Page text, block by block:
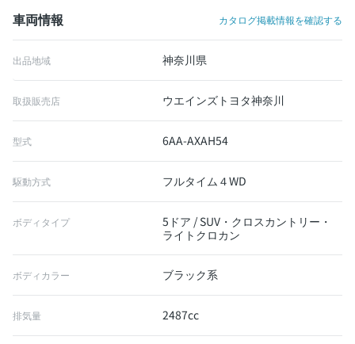
車両情報 カタログ掲載情報を確認する
出品地域 神奈川県
取扱販売店 ウエインズトヨタ神奈川
型式 6AA-AXAH54
駆動方式 フルタイム４WD
ボディタイプ
5ドア / SUV・クロスカントリー・
ライトクロカン
ボディカラー ブラック系
排気量 2487cc